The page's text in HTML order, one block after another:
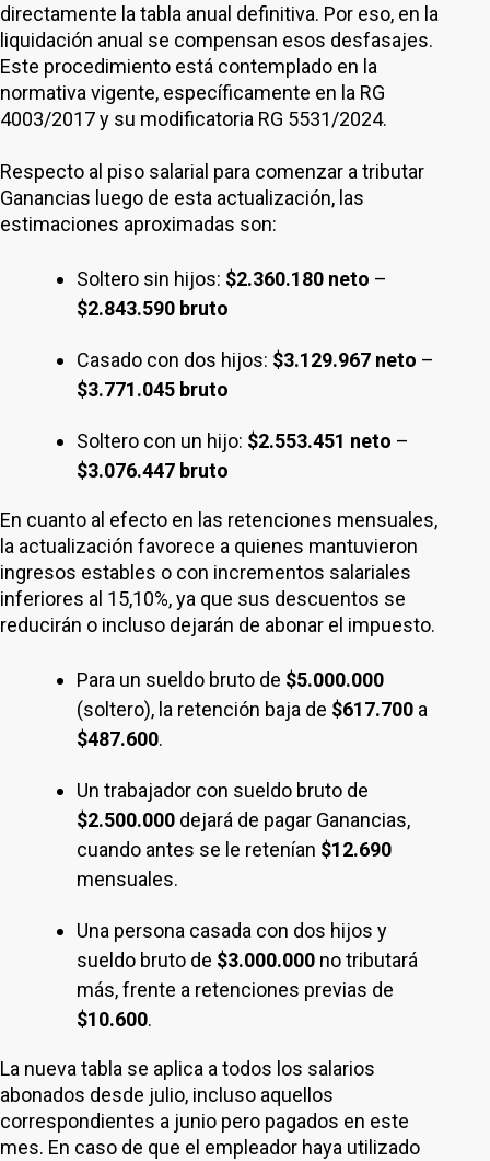
directamente la tabla anual definitiva. Por eso, en la
liquidación anual se compensan esos desfasajes.
Este procedimiento está contemplado en la
normativa vigente, específicamente en la RG
4003/2017 y su modificatoria RG 5531/2024.
Respecto al piso salarial para comenzar a tributar
Ganancias luego de esta actualización, las
estimaciones aproximadas son:
Soltero sin hijos: $2.360.180 neto –
$2.843.590 bruto
Casado con dos hijos: $3.129.967 neto –
$3.771.045 bruto
Soltero con un hijo: $2.553.451 neto –
$3.076.447 bruto
En cuanto al efecto en las retenciones mensuales,
la actualización favorece a quienes mantuvieron
ingresos estables o con incrementos salariales
inferiores al 15,10%, ya que sus descuentos se
reducirán o incluso dejarán de abonar el impuesto.
Para un sueldo bruto de $5.000.000
(soltero), la retención baja de $617.700 a
$487.600.
Un trabajador con sueldo bruto de
$2.500.000 dejará de pagar Ganancias,
cuando antes se le retenían $12.690
mensuales.
Una persona casada con dos hijos y
sueldo bruto de $3.000.000 no tributará
más, frente a retenciones previas de
$10.600.
La nueva tabla se aplica a todos los salarios
abonados desde julio, incluso aquellos
correspondientes a junio pero pagados en este
mes. En caso de que el empleador haya utilizado